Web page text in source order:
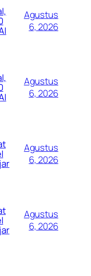
Agustus
6, 2026
Agustus
6, 2026
Agustus
6, 2026
Agustus
6, 2026